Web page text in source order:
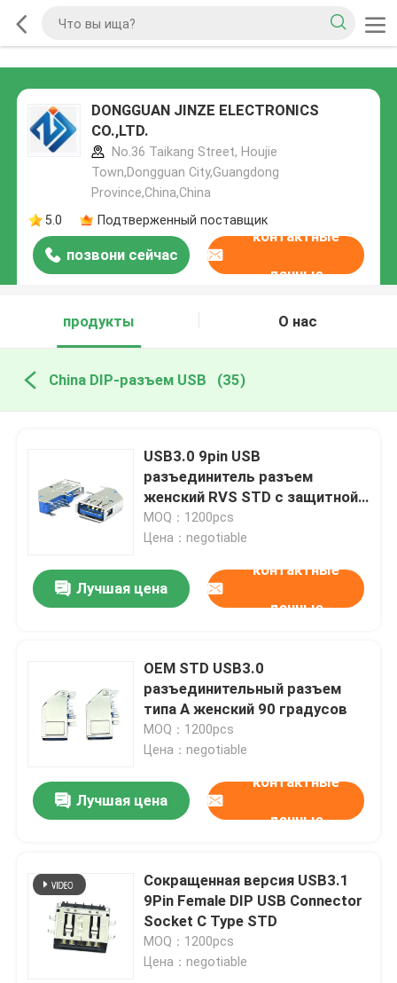
DONGGUAN JINZE ELECTRONICS
CO.,LTD.
No.36 Taikang Street, Houjie
Town,Dongguan City,Guangdong
Province,China,China
5.0
Подтверженный поставщик
позвони сейчас
контактные
данные
продукты О нас
China DIP-разъем USB (35)
USB3.0 9pin USB
разъединитель разъем
женский RVS STD с защитной
крышкой
MOQ：1200pcs
Цена：negotiable
Лучшая цена
контактные
данные
OEM STD USB3.0
разъединительный разъем
типа А женский 90 градусов
MOQ：1200pcs
Цена：negotiable
Лучшая цена
контактные
данные
Сокращенная версия USB3.1
9Pin Female DIP USB Connector
Socket C Type STD
MOQ：1200pcs
Цена：negotiable